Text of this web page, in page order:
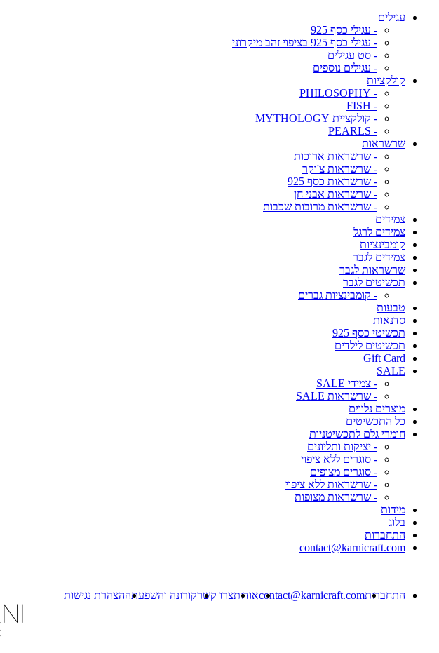
עגילים
- עגילי כסף 925
- עגילי כסף 925 בציפוי זהב מיקרוני
- סט עגילים
- עגילים נוספים
קולקציות
- PHILOSOPHY
- FISH
- קולקציית MYTHOLOGY
- PEARLS
שרשראות
- שרשראות ארוכות
- שרשראות צ'וקר
- שרשראות כסף 925
- שרשראות אבני חן
- שרשראות מרובות שכבות
צמידים
צמידים לרגל
קומבינציות
צמידים לגבר
שרשראות לגבר
תכשיטים לגבר
- קומבינציות גברים
טבעות
סדנאות
תכשיטי כסף 925
תכשיטים לילדים
Gift Card
SALE
- צמידי SALE
- שרשראות SALE
מוצרים נלווים
כל התכשיטים
חומרי גלם לתכשיטניות
- יציקות ותליונים
- סוגרים ללא ציפוי
- סוגרים מצופים
- שרשראות ללא ציפוי
- שרשראות מצופות
מידות
בלוג
התחברות
contact@karnicraft.com
התחברותcontact@karnicraft.comאודותצרו קשרקורונה והשפעתההצהרת נגישות